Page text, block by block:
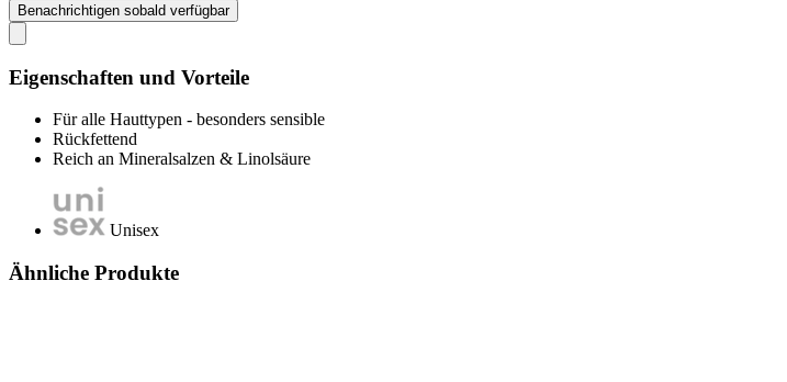
Benachrichtigen sobald verfügbar
Eigenschaften und Vorteile
Für alle Hauttypen - besonders sensible
Rückfettend
Reich an Mineralsalzen & Linolsäure
Unisex
Ähnliche Produkte